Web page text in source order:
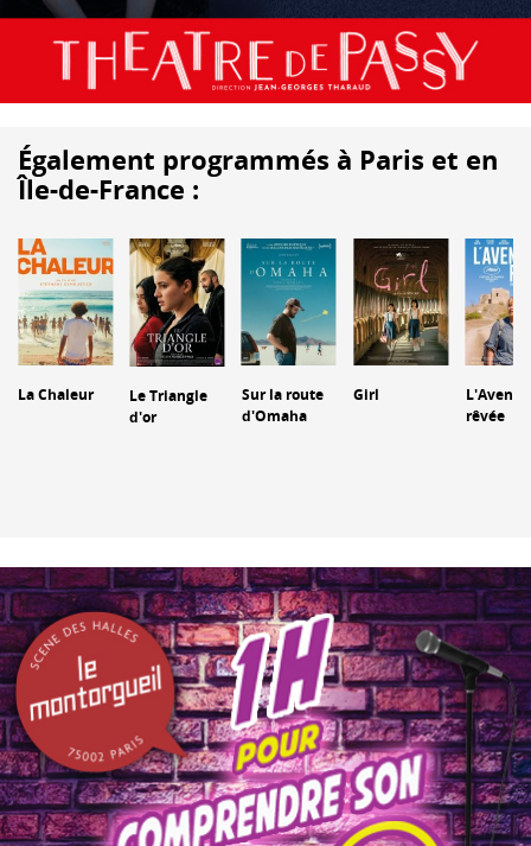
Également programmés à Paris et en
Île-de-France :
La Chaleur
Le Triangle
d'or
Sur la route
d'Omaha
Girl
rêvée